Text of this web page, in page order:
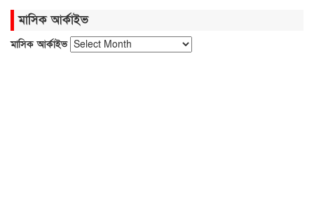
বিদেশিদের সামনে হেনস্তা হলাম, খুব
মাসিক আর্কাইভ
মাসিক আর্কাইভ